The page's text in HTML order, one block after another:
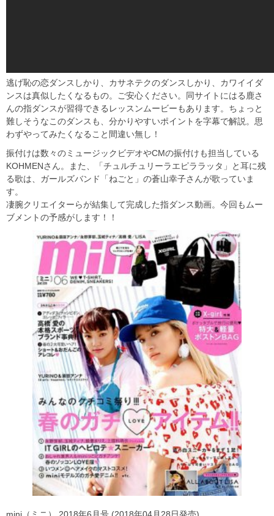
逃げ恥の恋ダンスしかり、カサネテクのダンスしかり、カワイイダ
ンスは真似したくなるもの。ご安心ください。同サイトにはる鹿さ
んの指ダンスが習得できるレッスンムービーもあります。ちょっと
難しそうなこのダンスも、分かりやすいポイントを字幕で解説。思
わずやってみたくなること間違い無し！
振付けは数々のミュージックビデオやCMの振付けも担当している
KOHMENさん。また、「チュルチュリーラエピララッタ」と耳に残
る歌は、ガールズバンド「ねごと」の蒼山幸子さんが歌っていま
す。
凄腕クリエイターらが結集して完成した指ダンス動画。今回もムー
ブメントの予感がします！！